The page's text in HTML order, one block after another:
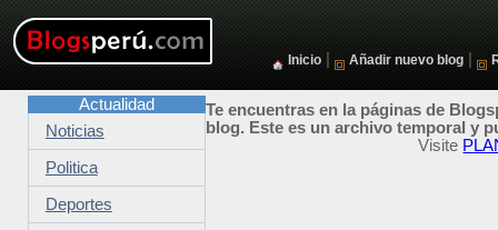
Inicio Añadir nuevo blog
Te encuentras en la páginas de
blog. Este es un archivo temporal y
Visite
Actualidad
Noticias
Politica
Deportes